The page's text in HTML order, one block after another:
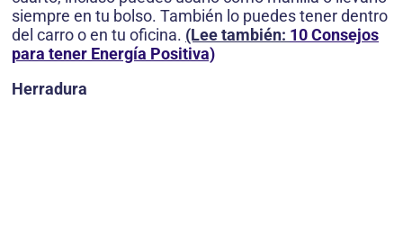
siempre en tu bolso. También lo puedes tener dentro
del carro o en tu oficina. (Lee también: 10 Consejos
para tener Energía Positiva)
Herradura